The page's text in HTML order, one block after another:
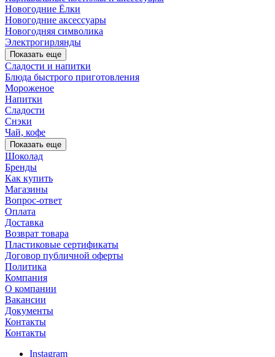
Новогодние Ёлки
Новогодние аксессуары
Новогодняя символика
Электрогирлянды
Показать еще
Сладости и напитки
Блюда быстрого приготовления
Мороженое
Напитки
Сладости
Снэки
Чай, кофе
Показать еще
Шоколад
Бренды
Как купить
Магазины
Вопрос-ответ
Оплата
Доставка
Возврат товара
Пластиковые сертификаты
Договор публичной оферты
Политика
Компания
О компании
Вакансии
Документы
Контакты
Контакты
Instagram